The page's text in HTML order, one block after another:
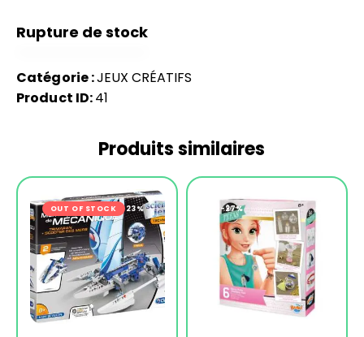
Rupture de stock
Catégorie :JEUX CRÉATIFS
Product ID:41
Produits similaires
OUT OF STOCK -23% -27%